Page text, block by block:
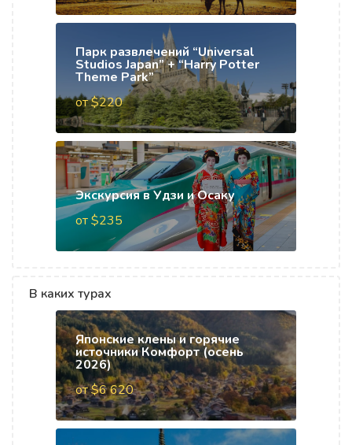
Парк развлечений “Universal
Studios Japan” + “Harry Potter
Theme Park”
от $220
Экскурсия в Удзи и Осаку
от $235
В каких турах
Японские клены и горячие
источники Комфорт (осень
2026)
от $6 620